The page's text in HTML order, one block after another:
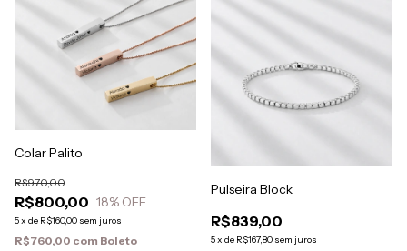
Colar Palito
R$800,00
R$970,00
18% OFF
5x de R$160,00 sem juros
R$760,00 com Boleto
Pulseira Block
R$839,00
5x de R$167,80 sem juros